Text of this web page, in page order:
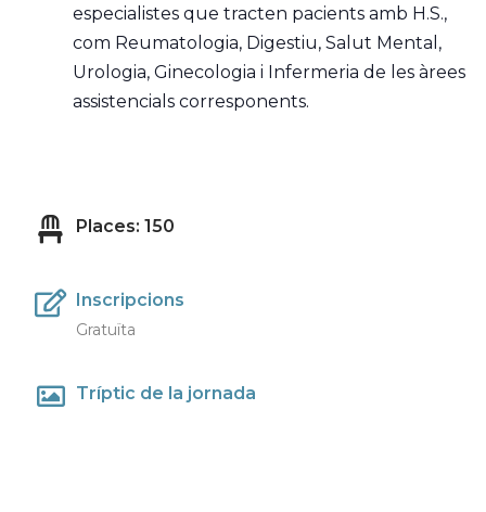
especialistes que tracten pacients amb H.S.,
com Reumatologia, Digestiu, Salut Mental,
Urologia, Ginecologia i Infermeria de les àrees
assistencials corresponents.
Places: 150
Inscripcions
Gratuïta
Tríptic de la jornada